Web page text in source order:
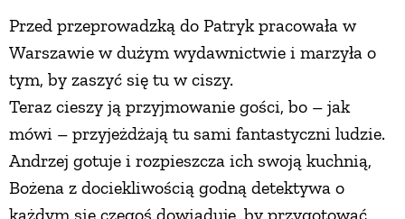
Przed przeprowadzką do Patryk pracowała w
Warszawie w dużym wydawnictwie i marzyła o
tym, by zaszyć się tu w ciszy.
Teraz cieszy ją przyjmowanie gości, bo – jak
mówi – przyjeżdżają tu sami fantastyczni ludzie.
Andrzej gotuje i rozpieszcza ich swoją kuchnią,
Bożena z dociekliwością godną detektywa o